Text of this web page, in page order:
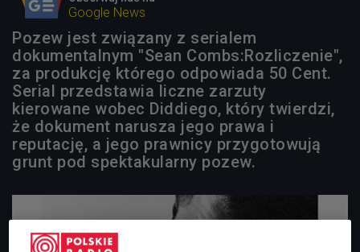
Google News
Pozew jest związany z serialem
dokumentalnym "Sean Combs:Rozliczenie",
za produkcję którego odpowiada 50 Cent.
Serial przedstawia liczne zarzuty
kierowane wobec Diddiego, który twierdzi,
że dokument narusza jego prawa i
reputację, a jego prawnicy przygotowują
grunt pod spektakularny pozew.